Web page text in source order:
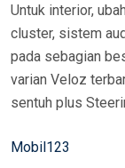
Untuk interior,
cluster, sistem
pada sebagian
varian Veloz
sentuh plus
Mobil123